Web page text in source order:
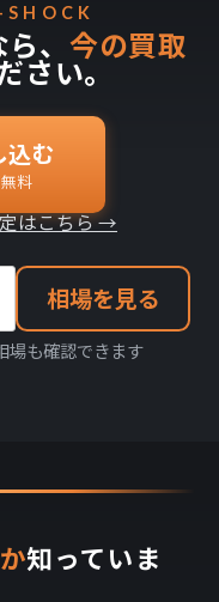
、 今の買取
さい。
込む
料
はこちら →
相場を見る
場も確認できます
知っていま